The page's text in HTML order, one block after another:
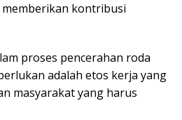
kontribusi
proses pencerahan roda
adalah etos kerja yang
masyarakat yang harus